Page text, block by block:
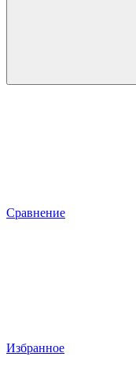
Сравнение
Избранное